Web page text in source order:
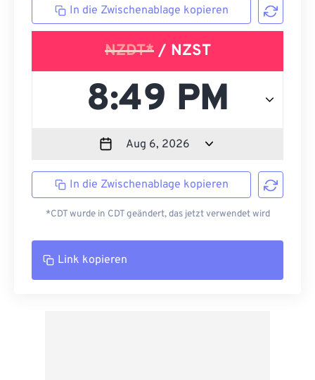
In die Zwischenablage kopieren
NZDT*/ NZST
In die Zwischenablage kopieren
*CDT wurde in CDT geändert, das jetzt verwendet wird
Link kopieren